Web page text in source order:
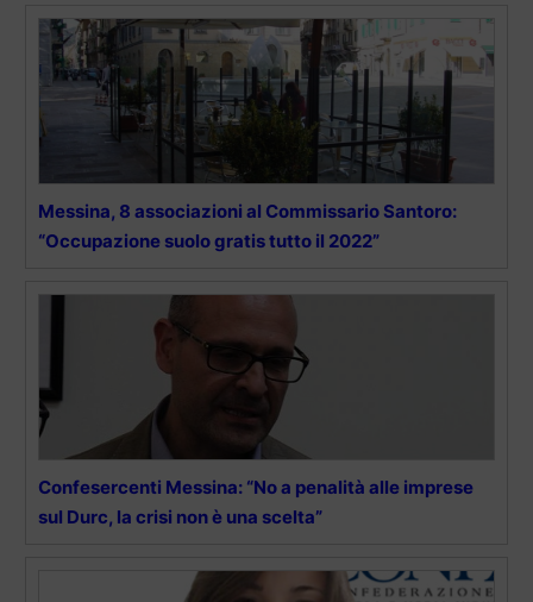
Messina, 8 associazioni al Commissario Santoro:
“Occupazione suolo gratis tutto il 2022”
Confesercenti Messina: “No a penalità alle imprese
sul Durc, la crisi non è una scelta”